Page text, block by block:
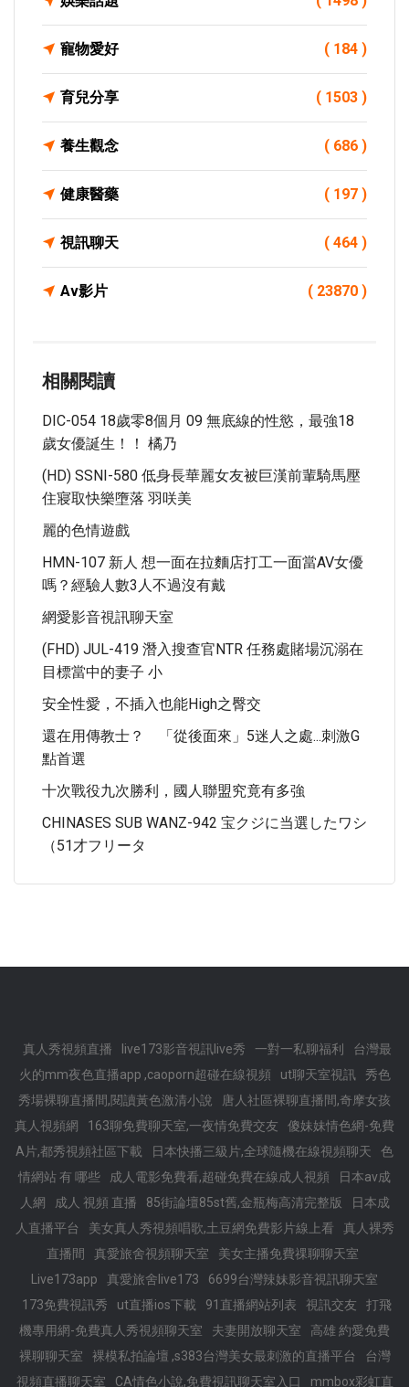
寵物愛好 ( 184 )
育兒分享 ( 1503 )
養生觀念 ( 686 )
健康醫藥 ( 197 )
視訊聊天 ( 464 )
Av影片 ( 23870 )
相關閱讀
DIC-054 18歲零8個月 09 無底線的性慾，最強18
歲女優誕生！！ 橘乃
(HD) SSNI-580 低身長華麗女友被巨漢前輩騎馬壓
住寢取快樂墮落 羽咲美
麗的色情遊戲
HMN-107 新人 想一面在拉麵店打工一面當AV女優
嗎？經驗人數3人不過沒有戴
網愛影音視訊聊天室
(FHD) JUL-419 潛入搜查官NTR 任務處賭場沉溺在
目標當中的妻子 小
安全性愛，不插入也能high之臀交
還在用傳教士？ 「從後面來」5迷人之處...刺激G
點首選
十次戰役九次勝利，國人聯盟究竟有多強
CHINASES SUB WANZ-942 宝クジに当選したワシ
（51才フリータ
真人秀視頻直播 live173影音視訊live秀 一對一私聊福利
台灣最
火的mm夜色直播app ,caoporn超碰在線視頻
ut聊天室視訊
秀色
秀場裸聊直播間,閱讀黃色激清小說
唐人社區裸聊直播間,奇摩女孩
真人視頻網
163聊免費聊天室,一夜情免費交友
傻妹妹情色網-免費
A片,都秀視頻社區下載
日本快播三級片,全球隨機在線視頻聊天
色
情網站 有 哪些
成人電影免費看,超碰免費在線成人視頻
日本av成
人網
成人 視頻 直播 85街論壇85st舊,金瓶梅高清完整版
日本成
人直播平台
美女真人秀視頻唱歌,土豆網免費影片線上看
真人裸秀
直播間
真愛旅舍視頻聊天室
美女主播免費祼聊聊天室
Live173app
真愛旅舍live173
6699台灣辣妹影音視訊聊天室
173免費視訊秀
ut直播ios下載 91直播網站列表 視訊交友
打飛
機專用網-免費真人秀視頻聊天室
夫妻開放聊天室
高雄 約愛免費
裸聊聊天室
裸模私拍論壇 ,s383台灣美女最刺激的直播平台
台灣
視頻直播聊天室
CA情色小說,免費視訊聊天室入口 mmbox彩虹直